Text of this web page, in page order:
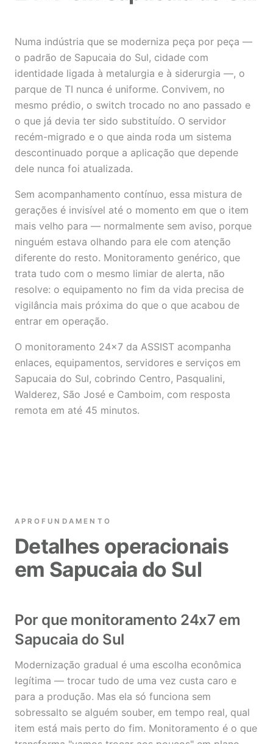
Numa indústria que se moderniza peça por peça —
o padrão de Sapucaia do Sul, cidade com
identidade ligada à metalurgia e à siderurgia —, o
parque de TI nunca é uniforme. Convivem, no
mesmo prédio, o switch trocado no ano passado e
o que já devia ter sido substituído. O servidor
recém-migrado e o que ainda roda um sistema
descontinuado porque a aplicação que depende
dele nunca foi atualizada.
Sem acompanhamento contínuo, essa mistura de
gerações é invisível até o momento em que o item
mais velho para — normalmente sem aviso, porque
ninguém estava olhando para ele com atenção
diferente do resto. Monitoramento genérico, que
trata tudo com o mesmo limiar de alerta, não
resolve: o equipamento no fim da vida precisa de
vigilância mais próxima do que o que acabou de
entrar em operação.
O monitoramento 24x7 da ASSIST acompanha
enlaces, equipamentos, servidores e serviços em
Sapucaia do Sul, cobrindo Centro, Pasqualini,
Walderez, São José e Camboim, com resposta
remota em até 45 minutos.
APROFUNDAMENTO
Detalhes operacionais
em Sapucaia do Sul
Por que monitoramento 24x7 em
Sapucaia do Sul
Modernização gradual é uma escolha econômica
legítima — trocar tudo de uma vez custa caro e
para a produção. Mas ela só funciona sem
sobressalto se alguém souber, em tempo real, qual
item está mais perto do fim. Monitoramento é o que